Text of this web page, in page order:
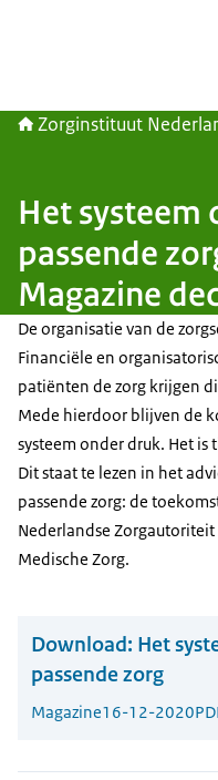
Zorginstituut
Het systeem
passende
Magazine
De organisatie van de
Financiële en
patiënten de zorg krijgen
Mede hierdoor blijven de
systeem onder druk. Het
Dit staat te lezen in het
passende zorg: de
Nederlandse
Medische Zorg.
Download: Het
passende zorg
Magazine16-12-2020